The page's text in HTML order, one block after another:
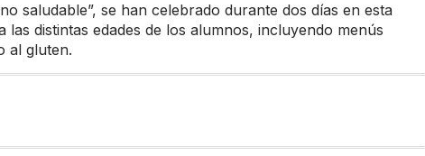
saludable”, se han celebrado durante dos días en esta
distintas edades de los alumnos, incluyendo menús
al gluten.